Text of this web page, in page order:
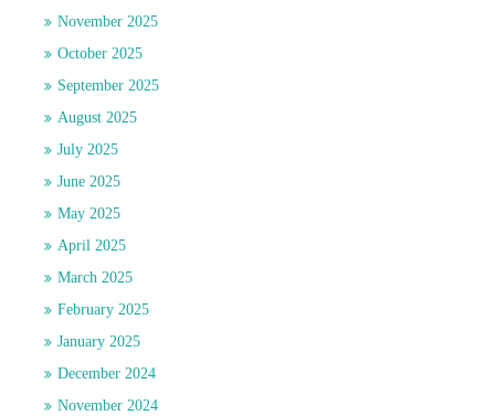
November 2025
October 2025
September 2025
August 2025
July 2025
June 2025
May 2025
April 2025
March 2025
February 2025
January 2025
December 2024
November 2024